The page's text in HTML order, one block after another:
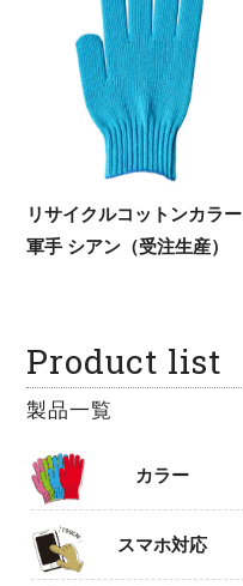
リサイクルコットンカラー
軍手 シアン（受注生産）
Product list
製品一覧
カラー
スマホ対応